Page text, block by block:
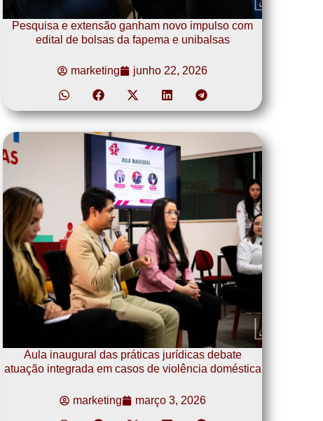
Pesquisa e extensão ganham novo impulso com
edital de bolsas da fapema e unibalsas
marketing junho 22, 2026
Aula inaugural das práticas jurídicas debate
atuação integrada em casos de violência doméstica
marketing março 3, 2026